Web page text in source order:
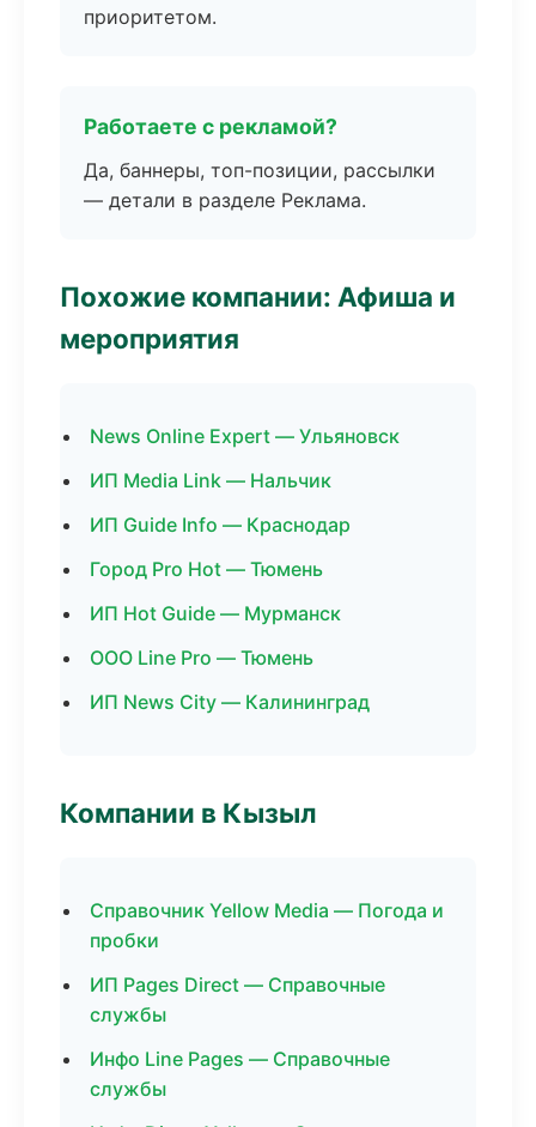
приоритетом.
Работаете с рекламой?
Да, баннеры, топ-позиции, рассылки
— детали в разделе Реклама.
Похожие компании: Афиша и
мероприятия
News Online Expert — Ульяновск
ИП Media Link — Нальчик
ИП Guide Info — Краснодар
Город Pro Hot — Тюмень
ИП Hot Guide — Мурманск
ООО Line Pro — Тюмень
ИП News City — Калининград
Компании в Кызыл
Справочник Yellow Media — Погода и
пробки
ИП Pages Direct — Справочные
службы
Инфо Line Pages — Справочные
службы